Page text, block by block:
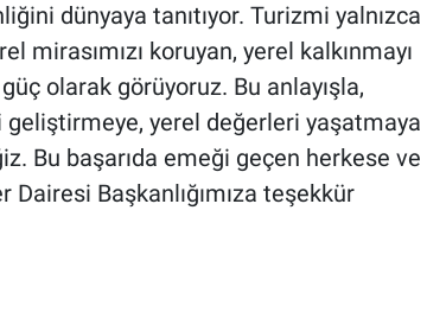
dünyaya tanıtıyor. Turizmi yalnızca
koruyan, yerel kalkınmayı
olarak görüyoruz. Bu anlayışla,
yerel değerleri yaşatmaya
Bu başarıda emeği geçen herkese ve
Başkanlığımıza teşekkür